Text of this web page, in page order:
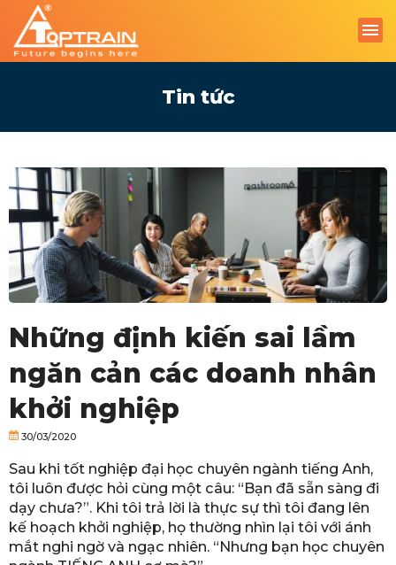
Tin tức
Những định kiến sai lầm
ngăn cản các doanh nhân
khởi nghiệp
30/03/2020
Sau khi tốt nghiệp đại học chuyên ngành tiếng Anh,
tôi luôn được hỏi cùng một câu: “Bạn đã sẵn sàng đi
dạy chưa?”. Khi tôi trả lời là thực sự thì tôi đang lên
kế hoạch khởi nghiệp, họ thường nhìn lại tôi với ánh
mắt nghi ngờ và ngạc nhiên. “Nhưng bạn học chuyên